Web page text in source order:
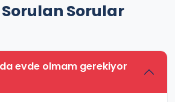
Sorulan Sorular
evde olmam gerekiyor